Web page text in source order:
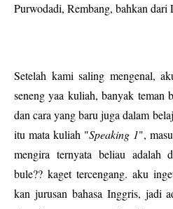
Purwodadi, Rembang, bahkan
Setelah kami saling mengenal,
seneng yaa kuliah, banyak teman
dan cara yang baru juga dalam
itu mata kuliah "Speaking 1",
mengira ternyata beliau adalah
bule?? kaget tercengang. aku
kan jurusan bahasa Inggris, jadi